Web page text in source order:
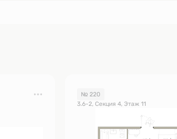
№ 220
3.6-2, Секция 4, Этаж 11